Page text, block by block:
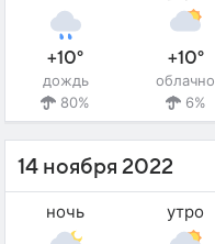
+10°
дождь
80%
+10°
облачно
6%
14 ноября 2022
ночь утро